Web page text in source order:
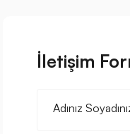
İletişim
Adınız